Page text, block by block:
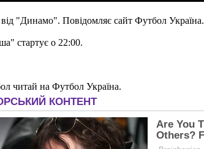
"Динамо". Повідомляє сайт Футбол Україна.
стартує о 22:00.
читай на Футбол Україна.